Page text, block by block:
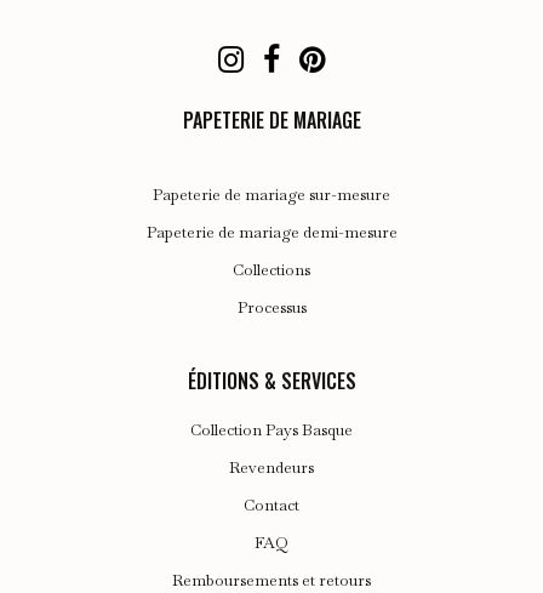
PAPETERIE DE MARIAGE
Papeterie de mariage sur-mesure
Papeterie de mariage demi-mesure
Collections
Processus
ÉDITIONS & SERVICES
Collection Pays Basque
Revendeurs
Contact
FAQ
Remboursements et retours